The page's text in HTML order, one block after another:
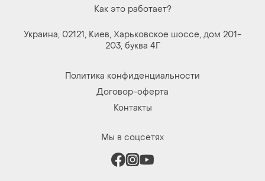
Как это работает?
Украина, 02121, Киев, Харьковское шоссе, дом 201-
203, буква 4Г
Политика конфиденциальности
Договор-оферта
Контакты
Мы в соцсетях